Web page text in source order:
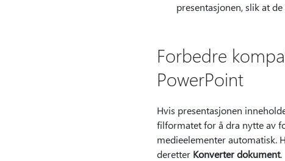
presentasjonen, slik at de
Forbedre
PowerPoint
Hvis presentasjonen
filformatet for å dra nytte av
medieelementer automatisk.
deretter Konverter dokument.